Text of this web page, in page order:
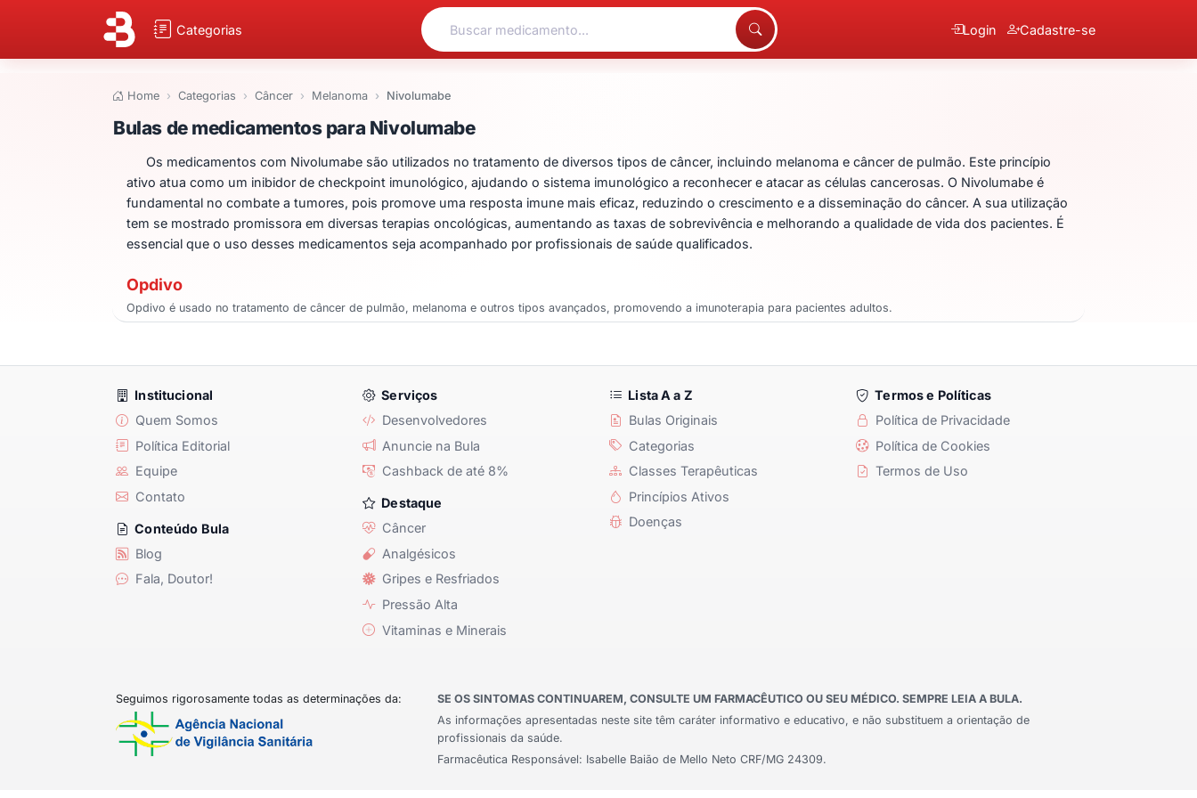
Categorias Login Cadastre-se
Home Categorias Câncer Melanoma Nivolumabe
Bulas de medicamentos para Nivolumabe
Bulas de medicamentos para Nivolumabe
Os medicamentos com Nivolumabe são utilizados no tratamento de diversos tipos de câncer, incluindo melanoma e câncer de pulmão. Este princípio
ativo atua como um inibidor de checkpoint imunológico, ajudando o sistema imunológico a reconhecer e atacar as células cancerosas. O Nivolumabe é
fundamental no combate a tumores, pois promove uma resposta imune mais eficaz, reduzindo o crescimento e a disseminação do câncer. A sua utilização
tem se mostrado promissora em diversas terapias oncológicas, aumentando as taxas de sobrevivência e melhorando a qualidade de vida dos pacientes. É
essencial que o uso desses medicamentos seja acompanhado por profissionais de saúde qualificados.
Opdivo
Opdivo é usado no tratamento de câncer de pulmão, melanoma e outros tipos avançados, promovendo a imunoterapia para pacientes adultos.
Institucional
Quem Somos
Política Editorial
Equipe
Contato
Conteúdo Bula
Blog
Fala, Doutor!
Serviços
Desenvolvedores
Anuncie na Bula
Cashback de até 8%
Destaque
Câncer
Analgésicos
Gripes e Resfriados
Pressão Alta
Vitaminas e Minerais
Lista A a Z
Bulas Originais
Categorias
Classes Terapêuticas
Princípios Ativos
Doenças
Termos e Políticas
Política de Privacidade
Política de Cookies
Termos de Uso
Seguimos rigorosamente todas as determinações da:
SE OS SINTOMAS CONTINUAREM, CONSULTE UM FARMACÊUTICO OU SEU MÉDICO. SEMPRE LEIA A BULA.
As informações apresentadas neste site têm caráter informativo e educativo, e não substituem a orientação de
profissionais da saúde.
Farmacêutica Responsável: Isabelle Baião de Mello Neto CRF/MG 24309.